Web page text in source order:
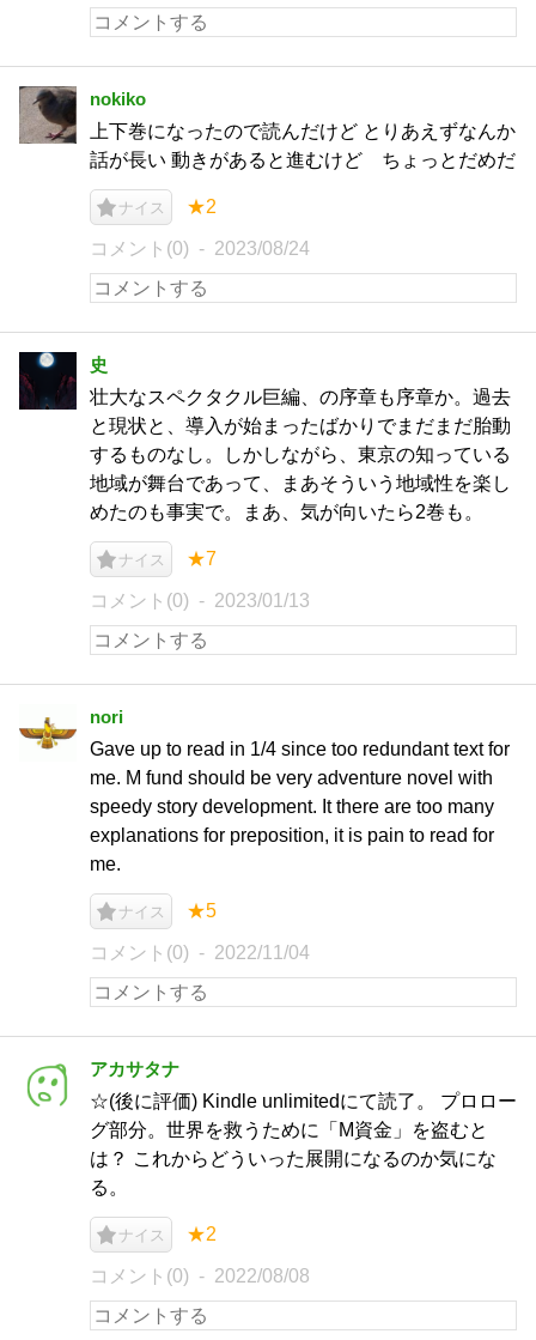
nokiko
上下巻になったので読んだけど とりあえずなんか
話が長い 動きがあると進むけど ちょっとだめだ
ナイス ★2
コメント(0) 2023/08/24
史
壮大なスペクタクル巨編、の序章も序章か。過去
と現状と、導入が始まったばかりでまだまだ胎動
するものなし。しかしながら、東京の知っている
地域が舞台であって、まあそういう地域性を楽し
めたのも事実で。まあ、気が向いたら2巻も。
ナイス ★7
コメント(0) 2023/01/13
nori
Gave up to read in 1/4 since too redundant text for
me. M fund should be very adventure novel with
speedy story development. It there are too many
explanations for preposition, it is pain to read for
me.
ナイス ★5
コメント(0) 2022/11/04
アカサタナ
☆(後に評価) Kindle unlimitedにて読了。 プロロー
グ部分。世界を救うために「M資金」を盗むと
は？ これからどういった展開になるのか気にな
る。
ナイス ★2
コメント(0) 2022/08/08